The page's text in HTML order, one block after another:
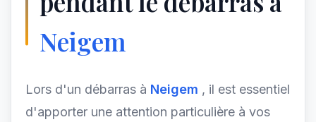
Neigem
Lors d'un débarras à Neigem , il est essentiel
d'apporter une attention particulière à vos